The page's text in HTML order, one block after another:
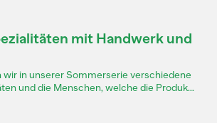
mit Handwerk und
in unserer Sommerserie verschiedene
und die Menschen, welche die Produk...